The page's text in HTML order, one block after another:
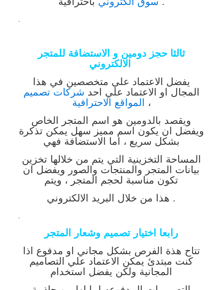
.
ثالثا حجز دومين و الاستضافة للمتجر
يفضل الاعتماد علي متخصصين في هذا
المجال او الاعتماد علي احد شركات تصميم
المواقع الاحترافية
،
ويقصد بالدومين هو اسم المتجر الخاص
ويفضل ان يكون اسم مميز سهل يمكن تذكرة
بشكل سريع ، اما الاستضافة فهي
المساحة التخزينية التي يتم من خلالها تخزين
بيانات
المتجر والمنتجات والصور ويفضل ان
تكون مناسبة لحجم المتجر ، ويتم
هذا من خلال البريد الالكتروني .
.
رابعا اختيار تصميم وشعار المتجر
تتاح هذة الفرص بشكل مجاني او مدفوع اذا
كنت مبتدئ يمكن الاعتماد علي التصاميم
المجانية ولكن يفضل
استخدام